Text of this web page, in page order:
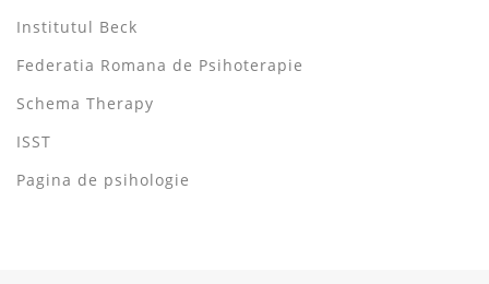
Institutul Beck
Federatia Romana de Psihoterapie
Schema Therapy
ISST
Pagina de psihologie